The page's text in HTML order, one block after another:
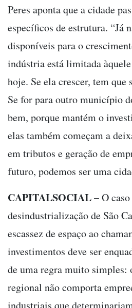
Peres aponta que a cidade
específicos de estrutura. “Já
disponíveis para o
indústria está limitada
hoje. Se ela crescer, tem que
Se for para outro município
bem, porque mantém o
elas também começam a
em tributos e geração de
futuro, podemos ser uma
CAPITALSOCIAL –O
desindustrialização de São
escassez de espaço ao
investimentos deve ser
de uma regra muito
regional não comporta
industriais que